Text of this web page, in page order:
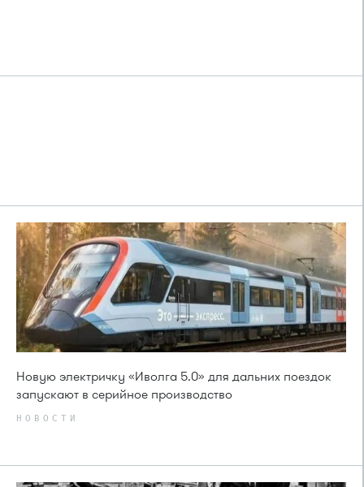
Новую электричку «Иволга 5.0» для дальних поездок
запускают в серийное производство
НОВОСТИ